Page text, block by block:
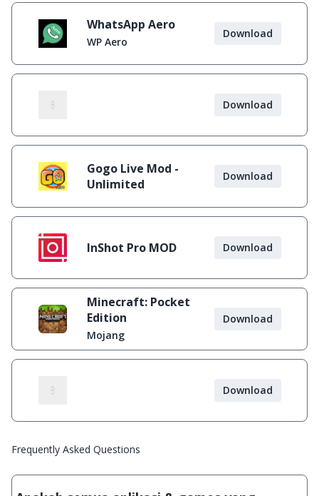
WhatsApp Aero
WP Aero
Download
Download
Gogo Live Mod -
Unlimited
Download
InShot Pro MOD Download
Minecraft: Pocket
Edition
Mojang
Download
Download
Frequently Asked Questions